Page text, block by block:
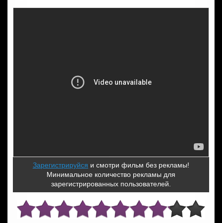
Зарегистрируйся и смотри фильм без рекламы!
Минимальное количество рекламы для
зарегистрированных пользователей.